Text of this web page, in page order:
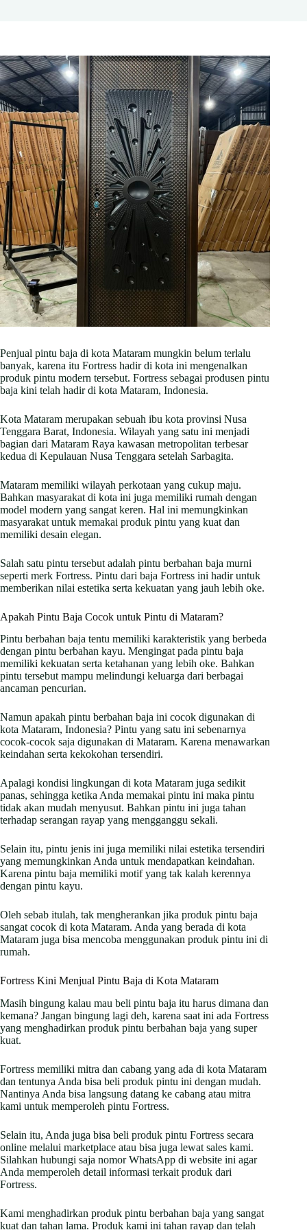
Penjual pintu baja di kota Mataram mungkin belum terlalu
banyak, karena itu Fortress hadir di kota ini mengenalkan
produk pintu modern tersebut. Fortress sebagai produsen pintu
baja kini telah hadir di kota Mataram, Indonesia.
Kota Mataram merupakan sebuah ibu kota provinsi Nusa
Tenggara Barat, Indonesia. Wilayah yang satu ini menjadi
bagian dari Mataram Raya kawasan metropolitan terbesar
kedua di Kepulauan Nusa Tenggara setelah Sarbagita.
Mataram memiliki wilayah perkotaan yang cukup maju.
Bahkan masyarakat di kota ini juga memiliki rumah dengan
model modern yang sangat keren. Hal ini memungkinkan
masyarakat untuk memakai produk pintu yang kuat dan
memiliki desain elegan.
Salah satu pintu tersebut adalah pintu berbahan baja murni
seperti merk Fortress. Pintu dari baja Fortress ini hadir untuk
memberikan nilai estetika serta kekuatan yang jauh lebih oke.
Apakah Pintu Baja Cocok untuk Pintu di Mataram?
Pintu berbahan baja tentu memiliki karakteristik yang berbeda
dengan pintu berbahan kayu. Mengingat pada pintu baja
memiliki kekuatan serta ketahanan yang lebih oke. Bahkan
pintu tersebut mampu melindungi keluarga dari berbagai
ancaman pencurian.
Namun apakah pintu berbahan baja ini cocok digunakan di
kota Mataram, Indonesia? Pintu yang satu ini sebenarnya
cocok-cocok saja digunakan di Mataram. Karena menawarkan
keindahan serta kekokohan tersendiri.
Apalagi kondisi lingkungan di kota Mataram juga sedikit
panas, sehingga ketika Anda memakai pintu ini maka pintu
tidak akan mudah menyusut. Bahkan pintu ini juga tahan
terhadap serangan rayap yang mengganggu sekali.
Selain itu, pintu jenis ini juga memiliki nilai estetika tersendiri
yang memungkinkan Anda untuk mendapatkan keindahan.
Karena pintu baja memiliki motif yang tak kalah kerennya
dengan pintu kayu.
Oleh sebab itulah, tak mengherankan jika produk pintu baja
sangat cocok di kota Mataram. Anda yang berada di kota
Mataram juga bisa mencoba menggunakan produk pintu ini di
rumah.
Fortress Kini Menjual Pintu Baja di Kota Mataram
Masih bingung kalau mau beli pintu baja itu harus dimana dan
kemana? Jangan bingung lagi deh, karena saat ini ada Fortress
yang menghadirkan produk pintu berbahan baja yang super
kuat.
Fortress memiliki mitra dan cabang yang ada di kota Mataram
dan tentunya Anda bisa beli produk pintu ini dengan mudah.
Nantinya Anda bisa langsung datang ke cabang atau mitra
kami untuk memperoleh pintu Fortress.
Selain itu, Anda juga bisa beli produk pintu Fortress secara
online melalui marketplace atau bisa juga lewat sales kami.
Silahkan hubungi saja nomor WhatsApp di website ini agar
Anda memperoleh detail informasi terkait produk dari
Fortress.
Kami menghadirkan produk pintu berbahan baja yang sangat
kuat dan tahan lama. Produk kami ini tahan rayap dan telah